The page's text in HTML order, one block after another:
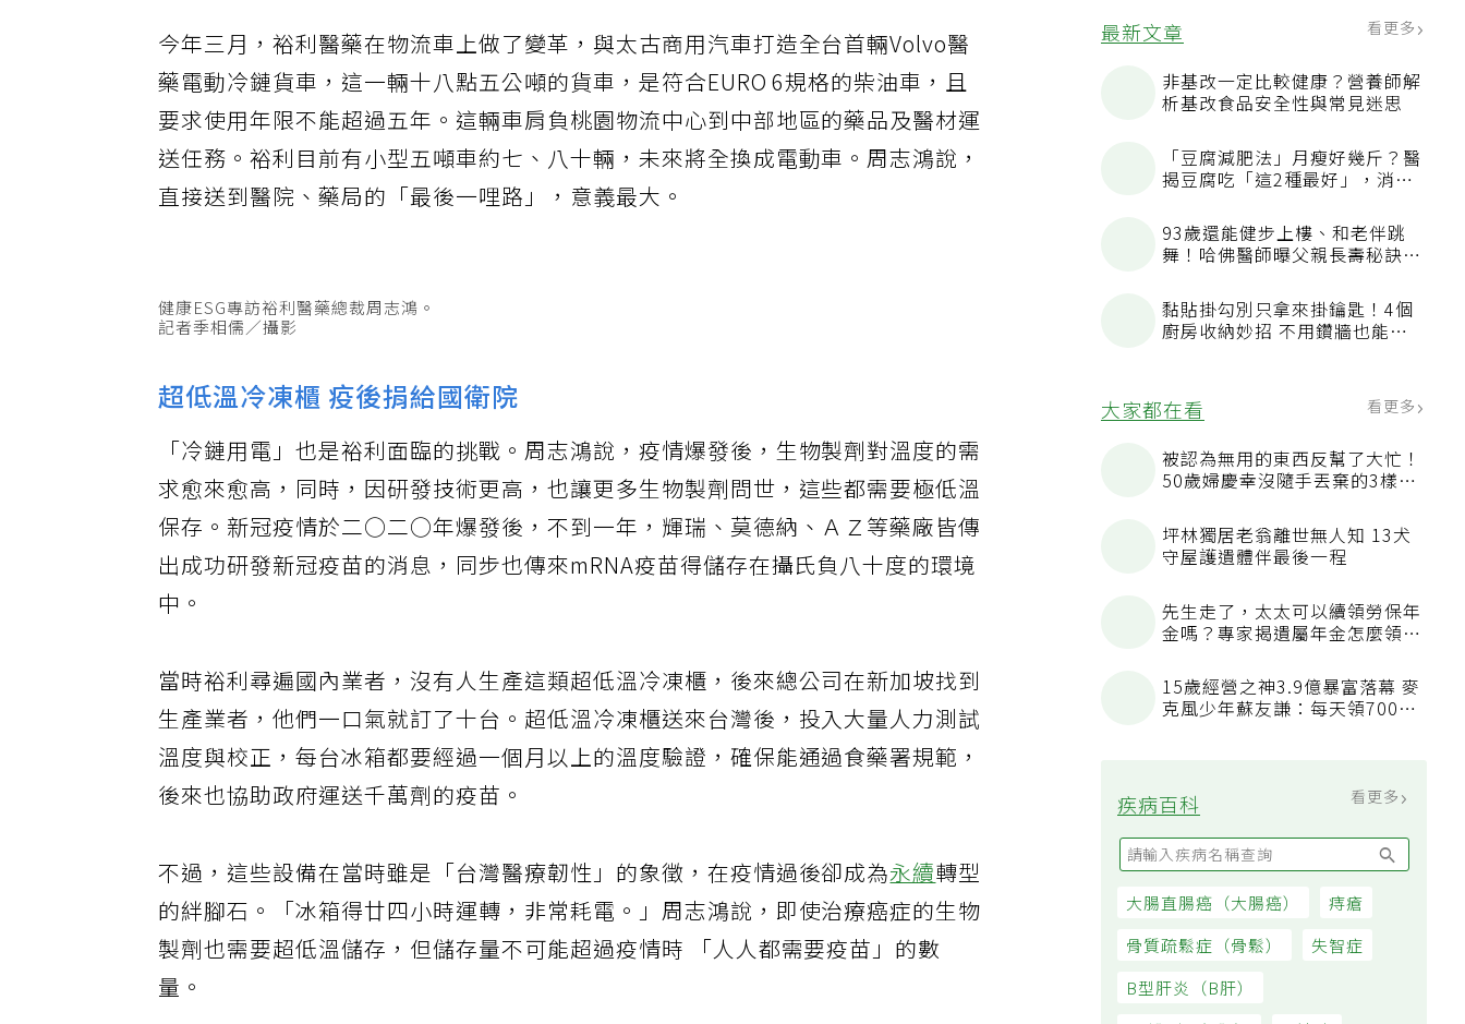
最新文章 看更多
非基改一定比較健康？營養師解
析基改食品安全性與常見迷思
「豆腐減肥法」月瘦好幾斤？醫
揭豆腐吃「這2種最好」，消脹
93歲還能健步上樓、和老伴跳
舞！哈佛醫師曝父親長壽秘訣：
黏貼掛勾別只拿來掛鑰匙！4個
廚房收納妙招 不用鑽牆也能省
大家都在看
被認為無用的東西反幫了大忙！
50歲婦慶幸沒隨手丟棄的3樣物
坪林獨居老翁離世無人知 13犬
守屋護遺體伴最後一程
先生走了，太太可以續領勞保年
看順位還要看資格
15歲經營之神3.9億暴富落幕 麥
疾病百科
今年三月，裕利醫藥在物流車上做了變革，與太古商用汽車打造全台首輛Volvo醫
藥電動冷鏈貨車，這一輛十八點五公噸的貨車，是符合EURO 6規格的柴油車，且
要求使用年限不能超過五年。這輛車肩負桃園物流中心到中部地區的藥品及醫材運
送任務。裕利目前有小型五噸車約七、八十輛，未來將全換成電動車。周志鴻說，
直接送到醫院、藥局的「最後一哩路」，意義最大。
健康ESG專訪裕利醫藥總裁周志鴻。
超低溫冷凍櫃 疫後捐給國衛院
「冷鏈用電」也是裕利面臨的挑戰。周志鴻說，疫情爆發後，生物製劑對溫度的需
求愈來愈高，同時，因研發技術更高，也讓更多生物製劑問世，這些都需要極低溫
保存。新冠疫情於二○二○年爆發後，不到一年，輝瑞、莫德納、ＡＺ等藥廠皆傳
出成功研發新冠疫苗的消息，同步也傳來mRNA疫苗得儲存在攝氏負八十度的環境
中。
當時裕利尋遍國內業者，沒有人生產這類超低溫冷凍櫃，後來總公司在新加坡找到
生產業者，他們一口氣就訂了十台。超低溫冷凍櫃送來台灣後，投入大量人力測試
溫度與校正，每台冰箱都要經過一個月以上的溫度驗證，確保能通過食藥署規範，
後來也協助政府運送千萬劑的疫苗。
不過，這些設備在當時雖是「台灣醫療韌性」的象徵，在疫情過後卻成為永續轉型
的絆腳石。「冰箱得廿四小時運轉，非常耗電。」周志鴻說，即使治療癌症的生物
製劑也需要超低溫儲存，但儲存量不可能超過疫情時 「人人都需要疫苗」的數
量。